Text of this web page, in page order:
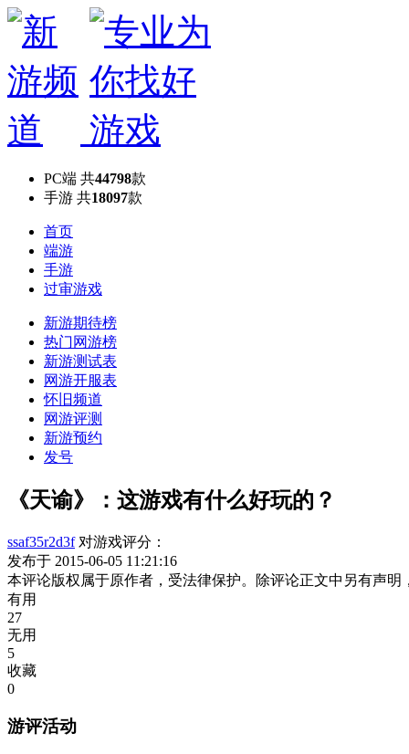
PC端 共44798款
手游 共18097款
首页
端游
手游
过审游戏
新游期待榜
热门网游榜
新游测试表
网游开服表
怀旧频道
网游评测
新游预约
发号
《天谕》：这游戏有什么好玩的？
ssaf35r2d3f 对游戏评分：
发布于 2015-06-05 11:21:16
本评论版权属于原作者，受法律保护。除评论正文中另有声
有用
27
无用
5
收藏
0
游评活动